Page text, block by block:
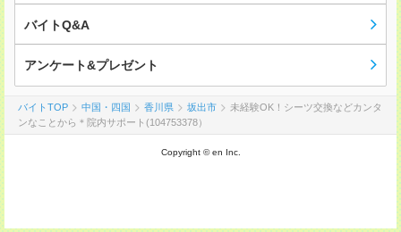
バイトQ&A
アンケート&プレゼント
バイトTOP 中国・四国 香川県 坂出市
未経験OK！シーツ交換などカンタ
ンなことから＊院内サポート(104753378）
Copyright © en Inc.